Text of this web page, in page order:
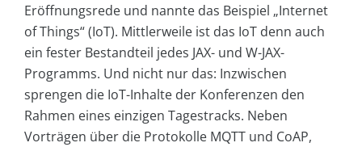
Eröffnungsrede und nannte das Beispiel „Internet
of Things“ (IoT). Mittlerweile ist das IoT denn auch
ein fester Bestandteil jedes JAX- und W-JAX-
Programms. Und nicht nur das: Inzwischen
sprengen die IoT-Inhalte der Konferenzen den
Rahmen eines einzigen Tagestracks. Neben
Vorträgen über die Protokolle MQTT und CoAP,